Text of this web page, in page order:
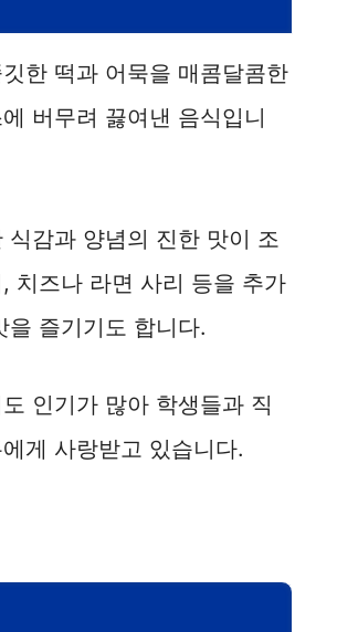
한 떡과 어묵을 매콤달콤한
버무려 끓여낸 음식입니
식감과 양념의 진한 맛이 조
치즈나 라면 사리 등을 추가
을 즐기기도 합니다.
인기가 많아 학생들과 직
게 사랑받고 있습니다.